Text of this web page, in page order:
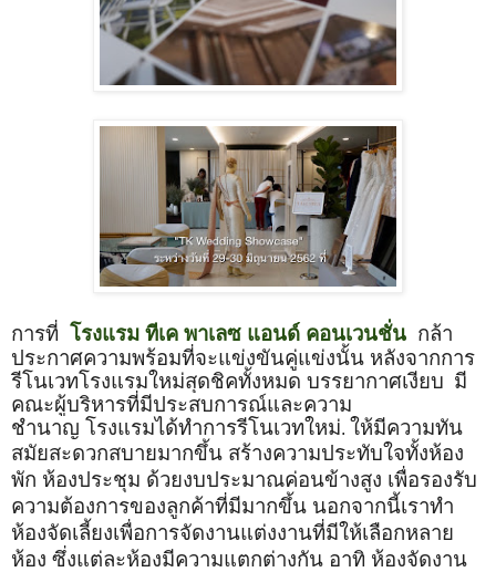
การที่ โรงแรม ทีเค พาเลซ แอนด์ คอนเวนชั่น กล้า
ประกาศความพร้อมที่จะแข่งขันคู่แข่งนั้น หลังจากการ
รีโนเวทโรงแรมใหม่สุดชิคทั้งหมด บรรยากาศเงียบ มี
คณะผู้บริหารที่มีประสบการณ์และความ
ชำนาญ โรงแรมได้ทำการรีโนเวทใหม่. ให้มีความทัน
สมัยสะดวกสบายมากขึ้น สร้างความประทับใจทั้งห้อง
พัก ห้องประชุม ด้วยงบประมาณค่อนข้างสูง เพื่อรองรับ
ความต้องการของลูกค้าที่มีมากขึ้น นอกจากนี้เราทำ
ห้องจัดเลี้ยงเพื่อการจัดงานแต่งงานที่มีให้เลือกหลาย
ห้อง ซึ่งแต่ละห้องมีความแตกต่างกัน อาทิ ห้องจัดงาน